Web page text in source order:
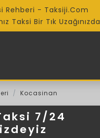
Rehberi - Taksiji.Com
Taksi Bir Tık Uzağınızda
Kocasinan
7/24